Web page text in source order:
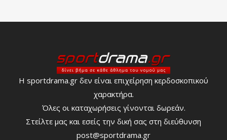
Η sportdrama.gr δεν είναι επιχείρηση κερδοσκοπικού
χαρακτήρα.
Όλες οι καταχωρήσεις γίνονται δωρεάν.
Στείλτε μας και εσείς την δική σας στη διεύθυνση
post@sportdrama.gr